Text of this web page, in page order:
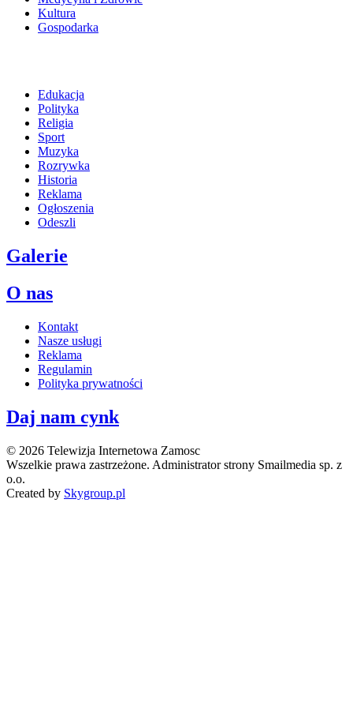
Kultura
Gospodarka
Edukacja
Polityka
Religia
Sport
Muzyka
Rozrywka
Historia
Reklama
Ogłoszenia
Odeszli
Galerie
O nas
Kontakt
Nasze usługi
Reklama
Regulamin
Polityka prywatności
Daj nam cynk
© 2026 Telewizja Internetowa Zamosc
Wszelkie prawa zastrzeżone. Administrator strony Smailmedia sp. z
o.o.
Created by Skygroup.pl